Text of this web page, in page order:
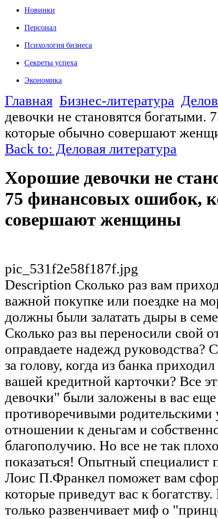
Новинки
Персонал
Психология бизнеса
Секреты успеха
Экономика
Главная Бизнес-литература
девочки не становятся
которые обычно совершают
Back to: Деловая литература
Хорошие девочки не
75 финансовых ошибок,
совершают женщины
pic_531f2e58f187f.jpg
Description Сколько раз вам
важной покупке или поездке на
должны были залатать дыры в
Сколько раз вы переносили свой
оправдаете надежд руководства?
за голову, когда из банка
вашей кредитной карточки? Все
девочки" были заложены в вас еще
противоречивыми родительскими
отношении к деньгам и
благополучию. Но все не так
показаться! Опытный специалист
Лоис П.Франкел поможет вам
которые приведут вас к
только развенчивает миф о